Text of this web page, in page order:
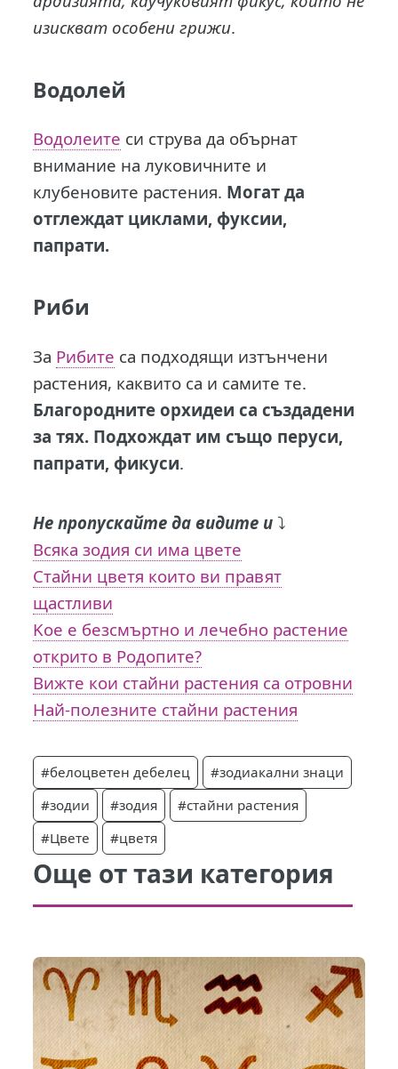
изискват особени грижи.
Водолей
Водолеите си струва да обърнат
внимание на луковичните и
клубеновите растения. Могат да
отглеждат циклами, фуксии,
папрати.
Риби
За Рибите са подходящи изтънчени
растения, каквито са и самите те.
Благородните орхидеи са създадени
за тях. Подхождат им също перуси,
папрати, фикуси.
Не пропускайте да видите и ⤵️
Всяка зодия си има цвете
Стайни цветя които ви правят
щастливи
Koe e безсмъртно и лечебно растение
открито в Родопите?
Вижте кои стайни растения са отровни
Най-полезните стайни растения
#белоцветен дебелец
#зодиакални знаци
#зодии
#зодия
#стайни растения
#Цвете
#цветя
Още от тази категория